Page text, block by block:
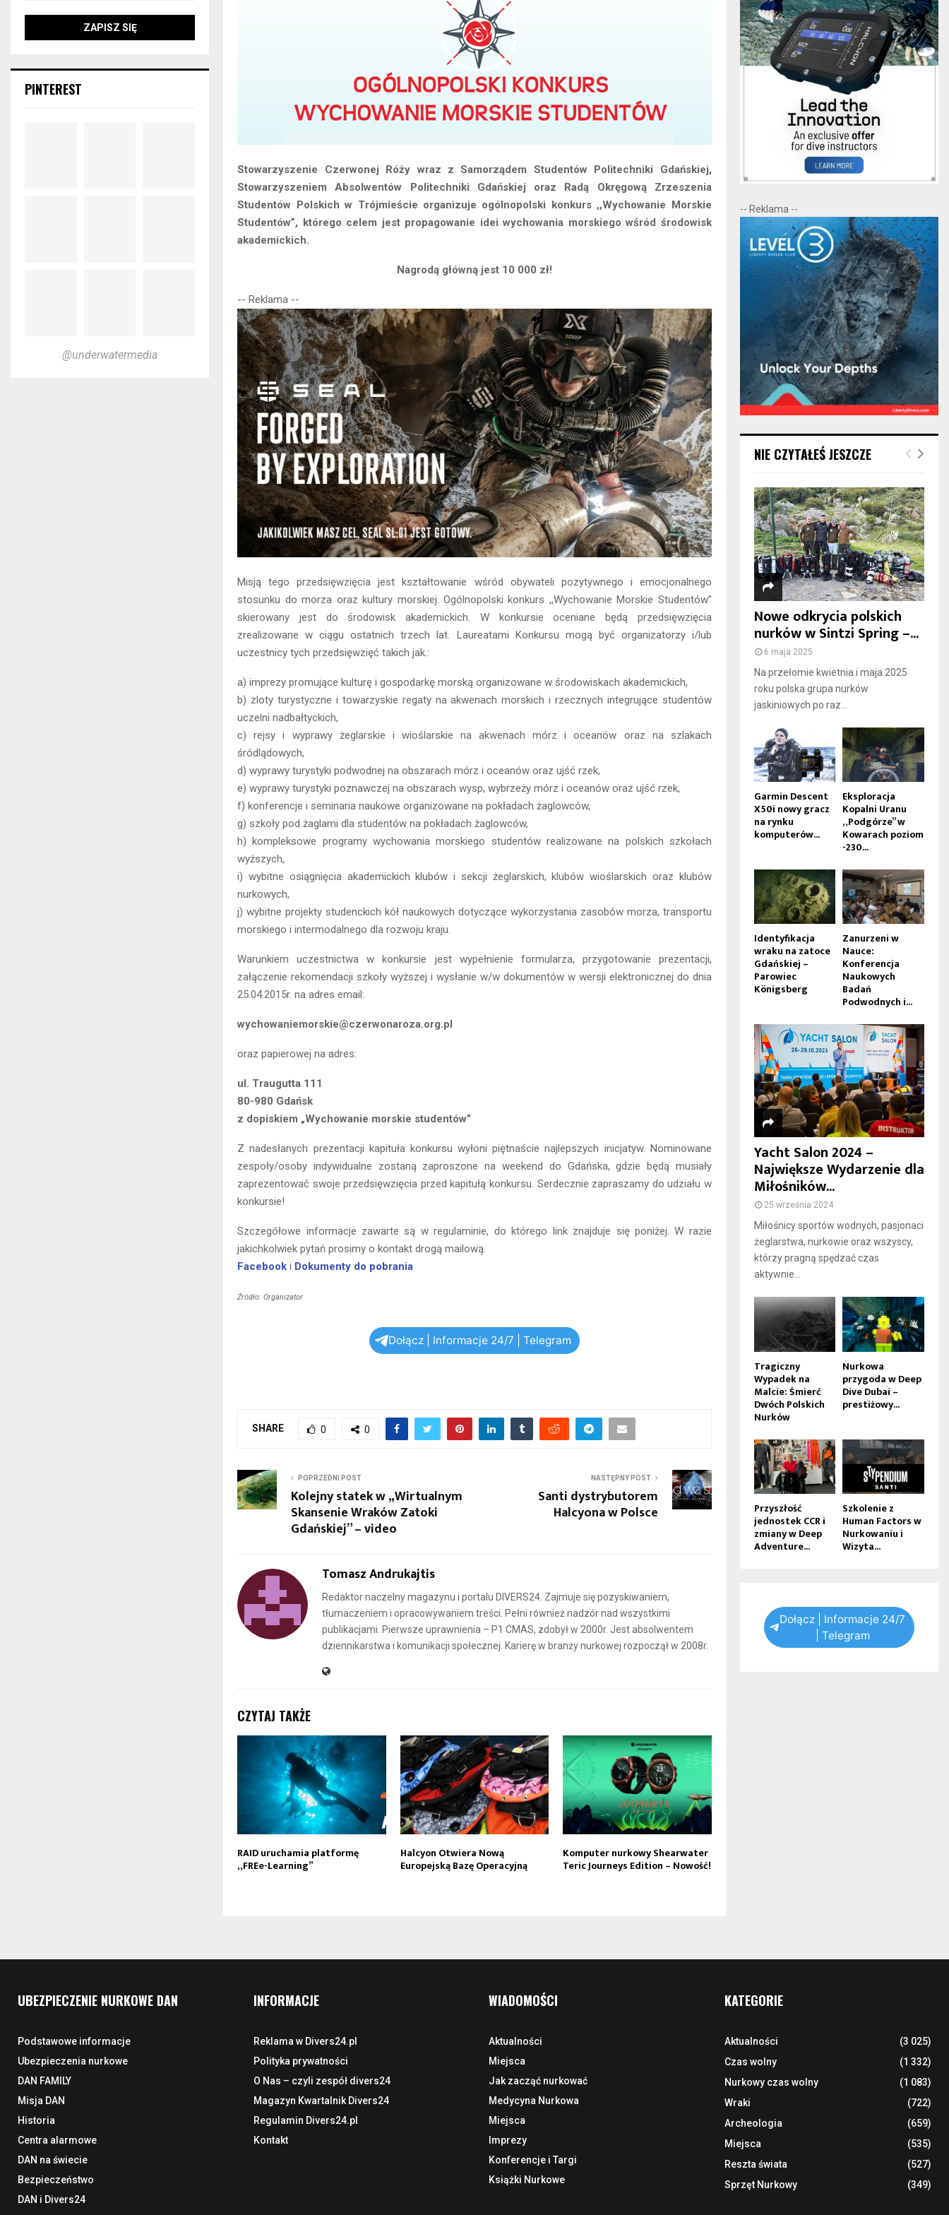
Stowarzyszenie Czerwonej Róży wraz z Samorządem Studentów Politechniki Gdańskiej,
Stowarzyszeniem Absolwentów Politechniki Gdańskiej oraz Radą Okręgową Zrzeszenia
Studentów Polskich w Trójmieście organizuje ogólnopolski konkurs ,,Wychowanie Morskie
Studentów”, którego celem jest propagowanie idei wychowania morskiego wśród środowisk
akademickich.
Nagrodą główną jest 10 000 zł!
-- Reklama --
Misją tego przedsięwzięcia jest kształtowanie wśród obywateli pozytywnego i emocjonalnego
stosunku do morza oraz kultury morskiej. Ogólnopolski konkurs ,,Wychowanie Morskie Studentów”
skierowany jest do środowisk akademickich. W konkursie oceniane będą przedsięwzięcia
zrealizowane w ciągu ostatnich trzech lat. Laureatami Konkursu mogą być organizatorzy i/lub
uczestnicy tych przedsięwzięć takich jak.:
a) imprezy promujące kulturę i gospodarkę morską organizowane w środowiskach akademickich,
b) zloty turystyczne i towarzyskie regaty na akwenach morskich i rzecznych integrujące studentów
uczelni nadbałtyckich,
c) rejsy i wyprawy żeglarskie i wioślarskie na akwenach mórz i oceanów oraz na szlakach
śródlądowych,
d) wyprawy turystyki podwodnej na obszarach mórz i oceanów oraz ujść rzek,
e) wyprawy turystyki poznawczej na obszarach wysp, wybrzeży mórz i oceanów oraz ujść rzek,
f) konferencje i seminaria naukowe organizowane na pokładach żaglowców,
g) szkoły pod żaglami dla studentów na pokładach żaglowców,
h) kompleksowe programy wychowania morskiego studentów realizowane na polskich szkołach
wyższych,
i) wybitne osiągnięcia akademickich klubów i sekcji żeglarskich, klubów wioślarskich oraz klubów
nurkowych,
j) wybitne projekty studenckich kół naukowych dotyczące wykorzystania zasobów morza, transportu
morskiego i intermodalnego dla rozwoju kraju.
Warunkiem uczestnictwa w konkursie jest wypełnienie formularza, przygotowanie prezentacji,
załączenie rekomendacji szkoły wyższej i wysłanie w/w dokumentów w wersji elektronicznej do dnia
25.04.2015r. na adres email:
wychowaniemorskie@czerwonaroza.org.pl
oraz papierowej na adres:
ul. Traugutta 111
80-980 Gdańsk
z dopiskiem „Wychowanie morskie studentów”
Z nadesłanych prezentacji kapituła konkursu wyłoni piętnaście najlepszych inicjatyw. Nominowane
zespoły/osoby indywidualne zostaną zaproszone na weekend do Gdańska, gdzie będą musiały
zaprezentować swoje przedsięwzięcia przed kapitułą konkursu. Serdecznie zapraszamy do udziału w
konkursie!
Szczegółowe informacje zawarte są w regulaminie, do którego link znajduje się poniżej. W razie
jakichkolwiek pytań prosimy o kontakt drogą mailową.
Facebook i Dokumenty do pobrania
Źródło: Organizator
Dołącz | Informacje 24/7 | Telegram
SHARE 0 0
POPRZEDNI POST
Kolejny statek w „Wirtualnym
Skansenie Wraków Zatoki
Gdańskiej” – video
NASTĘPNY POST
Santi dystrybutorem
Halcyona w Polsce
Tomasz Andrukajtis
Redaktor naczelny magazynu i portalu DIVERS24. Zajmuje się pozyskiwaniem,
tłumaczeniem i opracowywaniem treści. Pełni również nadzór nad wszystkimi
publikacjami. Pierwsze uprawnienia – P1 CMAS, zdobył w 2000r. Jest absolwentem
dziennikarstwa i komunikacji społecznej. Karierę w branży nurkowej rozpoczął w 2008r.
CZYTAJ TAKŻE
RAID uruchamia platformę
„FREe-Learning”
Halcyon Otwiera Nową
Europejską Bazę Operacyjną
Komputer nurkowy Shearwater
Teric Journeys Edition – Nowość!
PINTEREST
@underwatermedia
-- Reklama --
NIE CZYTAŁEŚ JESZCZE
Nowe odkrycia polskich
nurków w Sintzi Spring –...
6 maja 2025
Na przełomie kwietnia i maja 2025
roku polska grupa nurków
jaskiniowych po raz...
Garmin Descent
X50i nowy gracz
na rynku
komputerów...
Eksploracja
Kopalni Uranu
„Podgórze” w
Kowarach poziom
-230...
Identyfikacja
wraku na zatoce
Gdańskiej –
Parowiec
Königsberg
Zanurzeni w
Nauce:
Konferencja
Naukowych
Badań
Podwodnych i...
Yacht Salon 2024 –
Największe Wydarzenie dla
Miłośników...
25 września 2024
Miłośnicy sportów wodnych, pasjonaci
żeglarstwa, nurkowie oraz wszyscy,
którzy pragną spędzać czas
aktywnie...
Tragiczny
Wypadek na
Malcie: Śmierć
Dwóch Polskich
Nurków
Nurkowa
przygoda w Deep
Dive Dubai –
prestiżowy...
Przyszłość
jednostek CCR i
zmiany w Deep
Adventure...
Szkolenie z
Human Factors w
Nurkowaniu i
Wizyta...
Dołącz | Informacje 24/7
| Telegram
UBEZPIECZENIE NURKOWE DAN
Podstawowe informacje
Ubezpieczenia nurkowe
DAN FAMILY
Misja DAN
Historia
Centra alarmowe
DAN na świecie
Bezpieczeństwo
DAN i Divers24
INFORMACJE
Reklama w Divers24.pl
Polityka prywatności
O Nas – czyli zespół divers24
Magazyn Kwartalnik Divers24
Regulamin Divers24.pl
Kontakt
WIADOMOŚCI
Aktualności
Miejsca
Jak zacząć nurkować
Medycyna Nurkowa
Miejsca
Imprezy
Konferencje i Targi
Książki Nurkowe
KATEGORIE
Aktualności
(3 025)
Czas wolny
(1 332)
Nurkowy czas wolny
(1 083)
Wraki
(722)
Archeologia
(659)
Miejsca
(535)
Reszta świata
(527)
Sprzęt Nurkowy
(349)